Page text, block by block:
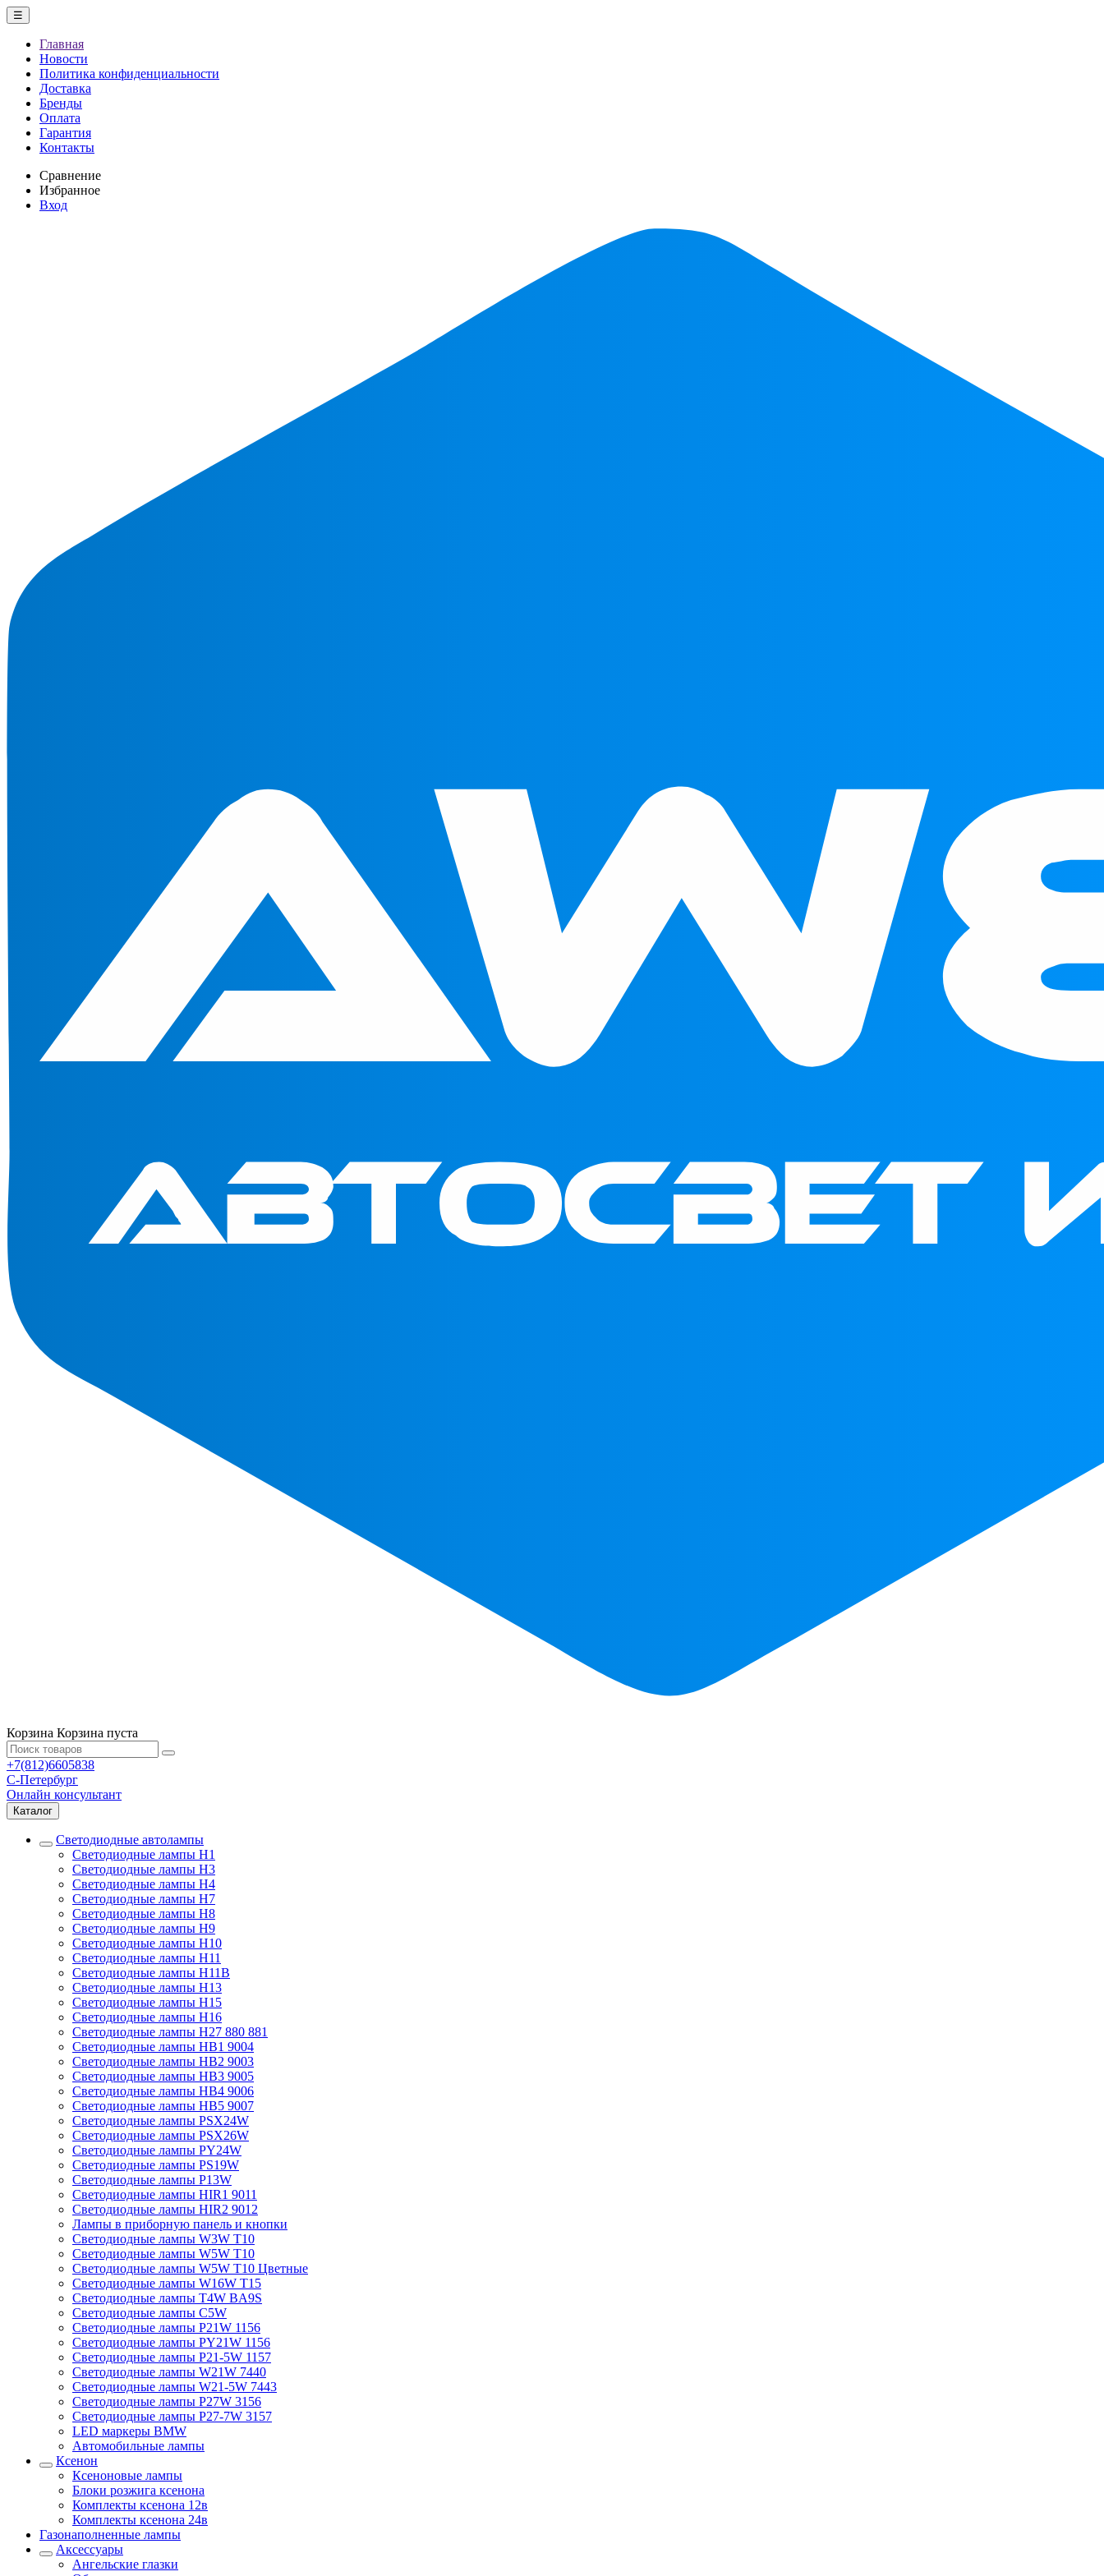
☰
Главная
Новости
Политика конфиденциальности
Доставка
Бренды
Оплата
Гарантия
Контакты
Сравнение
Избранное
Вход
Корзина Корзина пуста
+7(812)6605838
С-Петербург
Онлайн консультант
Каталог
Светодиодные автолампы
Светодиодные лампы H1
Светодиодные лампы H3
Светодиодные лампы H4
Светодиодные лампы H7
Светодиодные лампы H8
Светодиодные лампы H9
Светодиодные лампы H10
Светодиодные лампы H11
Светодиодные лампы H11B
Светодиодные лампы H13
Светодиодные лампы H15
Светодиодные лампы H16
Светодиодные лампы H27 880 881
Светодиодные лампы HB1 9004
Светодиодные лампы HB2 9003
Светодиодные лампы HB3 9005
Светодиодные лампы HB4 9006
Светодиодные лампы HB5 9007
Светодиодные лампы PSX24W
Светодиодные лампы PSX26W
Светодиодные лампы PY24W
Светодиодные лампы PS19W
Светодиодные лампы P13W
Светодиодные лампы HIR1 9011
Светодиодные лампы HIR2 9012
Лампы в приборную панель и кнопки
Светодиодные лампы W3W T10
Светодиодные лампы W5W T10
Светодиодные лампы W5W T10 Цветные
Светодиодные лампы W16W T15
Светодиодные лампы T4W BA9S
Светодиодные лампы C5W
Светодиодные лампы P21W 1156
Светодиодные лампы PY21W 1156
Светодиодные лампы P21-5W 1157
Светодиодные лампы W21W 7440
Светодиодные лампы W21-5W 7443
Светодиодные лампы P27W 3156
Светодиодные лампы P27-7W 3157
LED маркеры BMW
Автомобильные лампы
Ксенон
Ксеноновые лампы
Блоки розжига ксенона
Комплекты ксенона 12в
Комплекты ксенона 24в
Газонаполненные лампы
Аксессуары
Ангельские глазки